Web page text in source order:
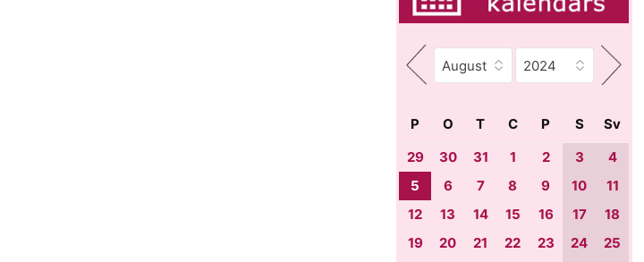
P O T C P S
Sv
29
30 31 1 2 3
4
5
6 7 8 9 10
11
12
13 14 15 16 17
18
19
20 21 22 23 24
25